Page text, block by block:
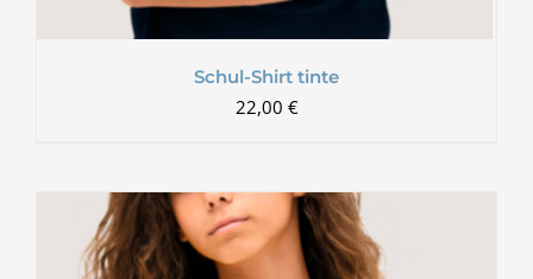
Schul-Shirt tinte
22,00 €